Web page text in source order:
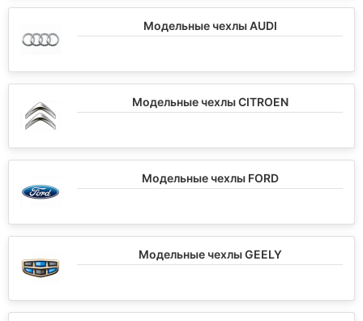
Модельные чехлы AUDI
Модельные чехлы CITROEN
Модельные чехлы FORD
Модельные чехлы GEELY